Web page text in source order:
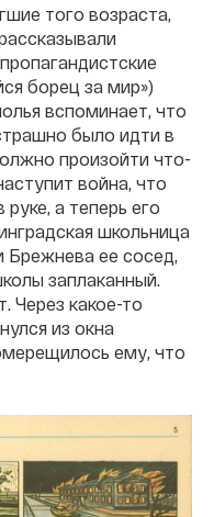
того возраста,
борец за мир»)
вспоминает, что
было идти в
произойти что-
война, что
а теперь его
школьница
Брежнева ее сосед,
заплаканный.
Через какое-то
из окна
ему, что